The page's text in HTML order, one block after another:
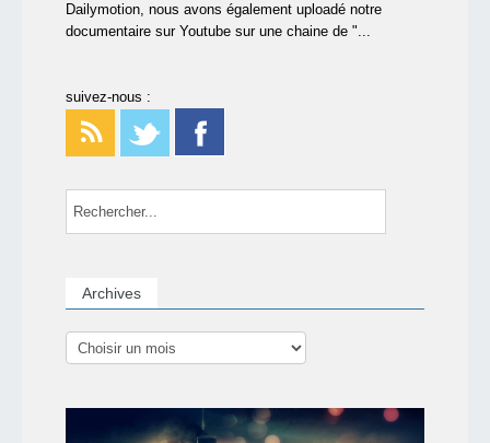
Dailymotion, nous avons également uploadé notre
documentaire sur Youtube sur une chaine de "...
suivez-nous :
Archives